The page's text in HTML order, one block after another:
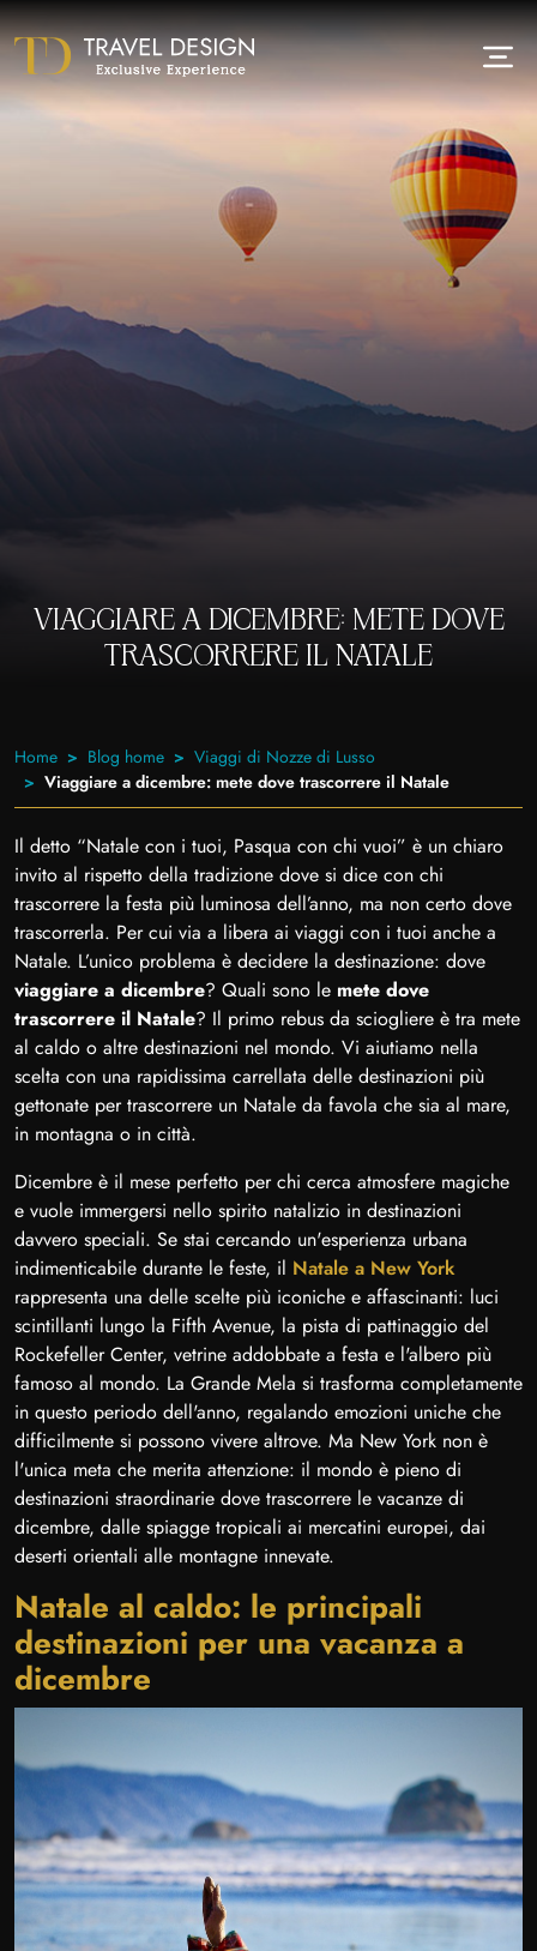
VIAGGIARE A DICEMBRE: METE DOVE
TRASCORRERE IL NATALE
Home Blog home
Viaggi di Nozze di Lusso
Viaggiare a dicembre: mete dove trascorrere il Natale
Il detto “Natale con i tuoi, Pasqua con chi vuoi” è un chiaro
invito al rispetto della tradizione dove si dice con chi
trascorrere la festa più luminosa dell’anno, ma non certo dove
trascorrerla. Per cui via a libera ai viaggi con i tuoi anche a
Natale. L’unico problema è decidere la destinazione: dove
viaggiare a dicembre? Quali sono le mete dove
trascorrere il Natale? Il primo rebus da sciogliere è tra mete
al caldo o altre destinazioni nel mondo. Vi aiutiamo nella
scelta con una rapidissima carrellata delle destinazioni più
gettonate per trascorrere un Natale da favola che sia al mare,
in montagna o in città.
Dicembre è il mese perfetto per chi cerca atmosfere magiche
e vuole immergersi nello spirito natalizio in destinazioni
davvero speciali. Se stai cercando un'esperienza urbana
indimenticabile durante le feste, il Natale a New York
rappresenta una delle scelte più iconiche e affascinanti: luci
scintillanti lungo la Fifth Avenue, la pista di pattinaggio del
Rockefeller Center, vetrine addobbate a festa e l'albero più
famoso al mondo. La Grande Mela si trasforma completamente
in questo periodo dell'anno, regalando emozioni uniche che
difficilmente si possono vivere altrove. Ma New York non è
l'unica meta che merita attenzione: il mondo è pieno di
destinazioni straordinarie dove trascorrere le vacanze di
dicembre, dalle spiagge tropicali ai mercatini europei, dai
deserti orientali alle montagne innevate.
Natale al caldo: le principali
destinazioni per una vacanza a
dicembre